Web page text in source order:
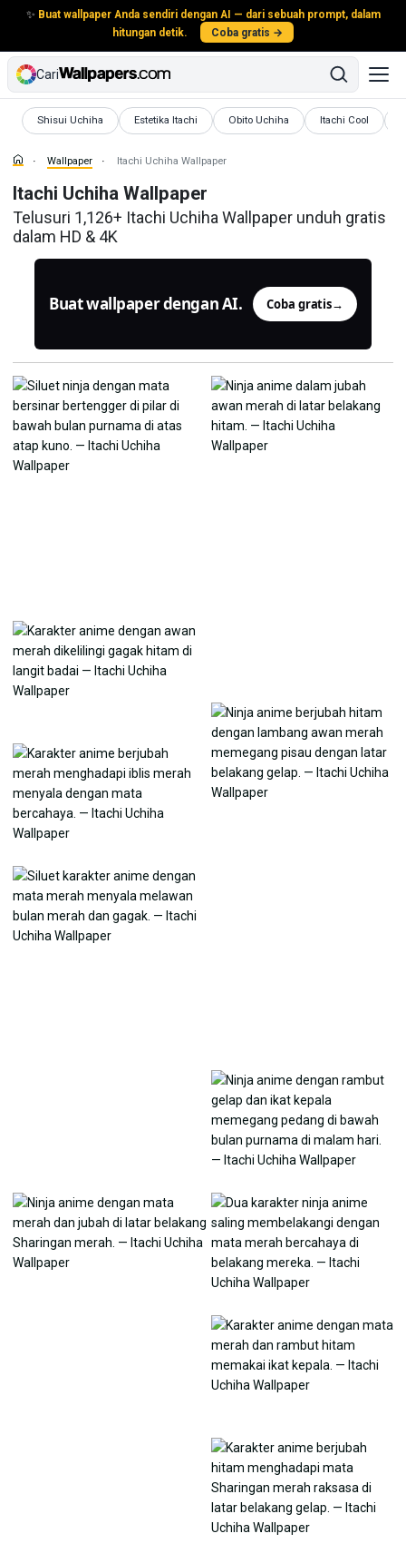
✨ Buat wallpaper Anda sendiri dengan AI — dari sebuah prompt, dalam
hitungan detik.
Coba gratis →
Cari
Shisui Uchiha
Wallpaper Estetika Itachi
Wallpaper Obito Uchiha
Wallpaper Itachi Cool
Wallpaper
Wallpaper Itachi Uchiha Wallpaper
Itachi Uchiha Wallpaper
Telusuri 1,126+ Itachi Uchiha Wallpaper unduh gratis
dalam HD & 4K
Buat wallpaper dengan AI. Coba gratis→